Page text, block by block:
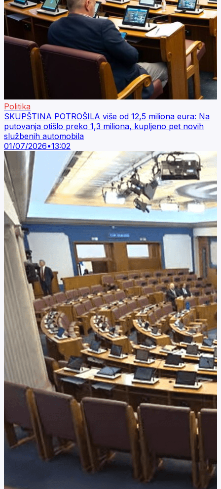
Politika
SKUPŠTINA POTROŠILA više od 12,5 miliona eura: Na
putovanja otišlo preko 1,3 miliona, kupljeno pet novih
službenih automobila
01/07/2026•13:02